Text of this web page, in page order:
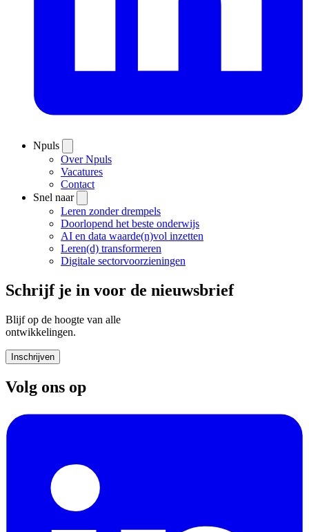
Npuls
Over Npuls
Vacatures
Contact
Snel naar
Leren zonder drempels
Doorlopend het beste onderwijs
AI en data waarde(n)vol inzetten
Leren(d) transformeren
Digitale sectorvoorzieningen
Schrijf je in voor de nieuwsbrief
Blijf op de hoogte van alle
ontwikkelingen.
Inschrijven
Volg ons op